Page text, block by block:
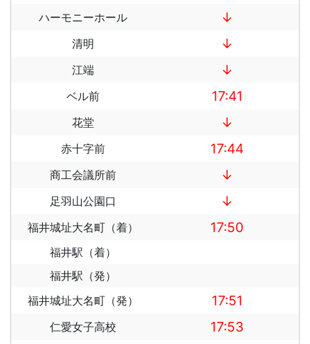
ハーモニーホール ↓
清明 ↓
江端 ↓
ベル前 17:41
花堂 ↓
赤十字前 17:44
商工会議所前 ↓
足羽山公園口 ↓
福井城址大名町（着） 17:50
福井駅（着）
福井駅（発）
福井城址大名町（発）
17:51
仁愛女子高校 17:53